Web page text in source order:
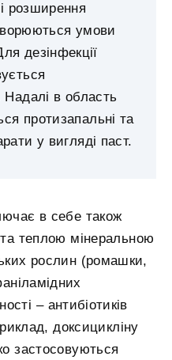
розширення
умови
дезінфекції
Надалі в область
протизапальні та
у вигляді паст.
в себе також
теплою мінеральною
рослин (ромашки,
– антибіотиків
доксицикліну
застосовуються